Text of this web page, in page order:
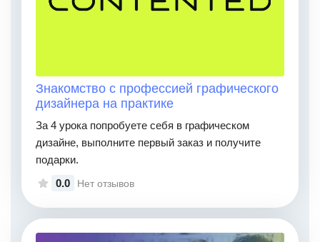
Знакомство с профессией графического
дизайнера на практике
За 4 урока попробуете себя в графическом
дизайне, выполните первый заказ и получите
подарки.
0.0
Нет отзывов